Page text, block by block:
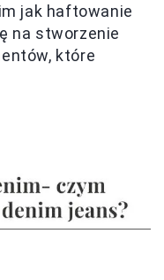
jak haftowanie
na stworzenie
które